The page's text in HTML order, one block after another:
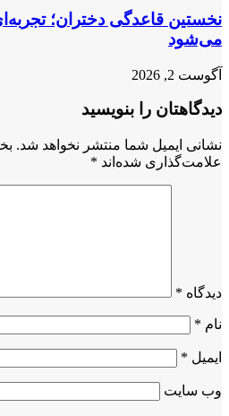
نخستین قاعدگی دختران؛
می‌شود
آگوست 2, 2026
دیدگاهتان را بنویسید
نشانی ایمیل شما منتشر نخواهد شد.
علامت‌گذاری شده‌اند *
دیدگاه *
نام *
ایمیل *
وب‌ سایت